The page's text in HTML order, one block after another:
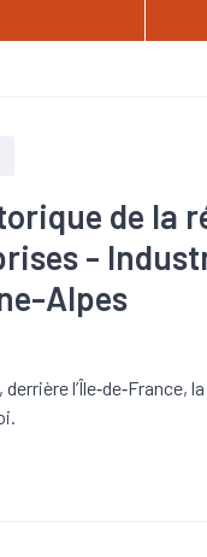
de la
-
Alpes